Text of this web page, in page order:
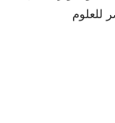
أكتوبر، ومصر للعلوم